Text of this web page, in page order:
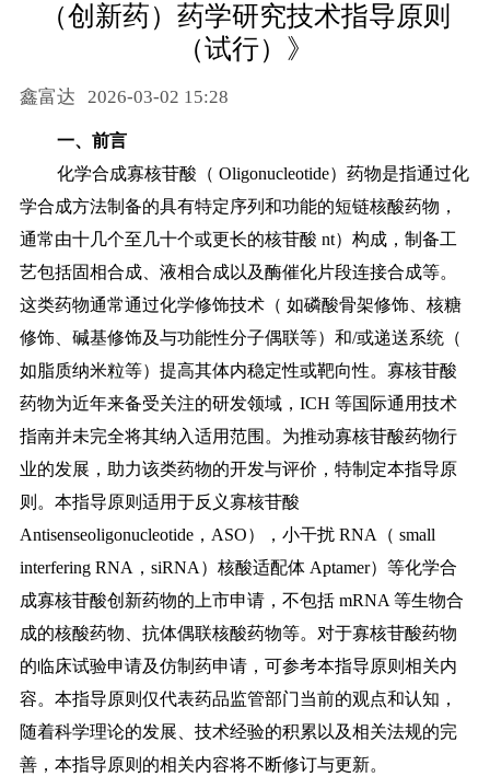
CDE查询
（创新药）药学研究技术指导原则
（试行）》
鑫富达 2026-03-02 15:28
一、前言
化学合成寡核苷酸（ Oligonucleotide）药物是指通过化
学合成方法制备的具有特定序列和功能的短链核酸药物，
通常由十几个至几十个或更长的核苷酸 nt）构成，制备工
艺包括固相合成、液相合成以及酶催化片段连接合成等。
这类药物通常通过化学修饰技术（ 如磷酸骨架修饰、核糖
修饰、碱基修饰及与功能性分子偶联等）和/或递送系统（
如脂质纳米粒等）提高其体内稳定性或靶向性。 寡核苷酸
药物为近年来备受关注的研发领域，ICH 等国际通用技术
指南并未完全将其纳入适用范围。为推动寡核苷酸药物行
业的发展，助力该类药物的开发与评价，特制定本指导原
则。 本指导原则适用于反义寡核苷酸
Antisenseoligonucleotide，ASO），小干扰 RNA（ small
interfering RNA，siRNA）核酸适配体 Aptamer）等化学合
成寡核苷酸创新药物的上市申请，不包括 mRNA 等生物合
成的核酸药物、抗体偶联核酸药物等。对于寡核苷酸药物
的临床试验申请及仿制药申请，可参考本指导原则相关内
容。 本指导原则仅代表药品监管部门当前的观点和认知，
随着科学理论的发展、技术经验的积累以及相关法规的完
善，本指导原则的相关内容将不断修订与更新。